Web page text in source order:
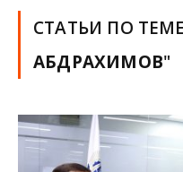
СТАТЬИ ПО
АБДРАХИМОВ"